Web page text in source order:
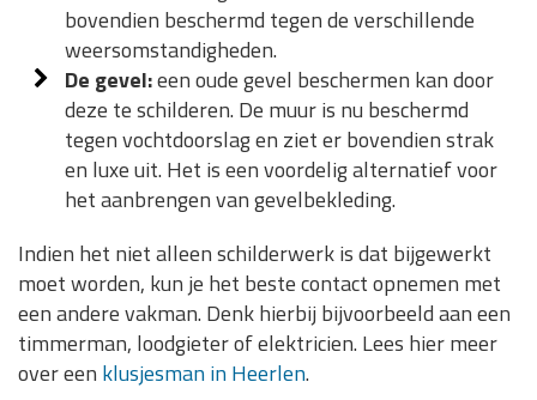
bovendien beschermd tegen de verschillende
weersomstandigheden.
De gevel:een oude gevel beschermen kan door
deze te schilderen. De muur is nu beschermd
tegen vochtdoorslag en ziet er bovendien strak
en luxe uit. Het is een voordelig alternatief voor
het aanbrengen van gevelbekleding.
Indien het niet alleen schilderwerk is dat bijgewerkt
moet worden, kun je het beste contact opnemen met
een andere vakman. Denk hierbij bijvoorbeeld aan een
timmerman, loodgieter of elektricien. Lees hier meer
over een klusjesman in Heerlen.